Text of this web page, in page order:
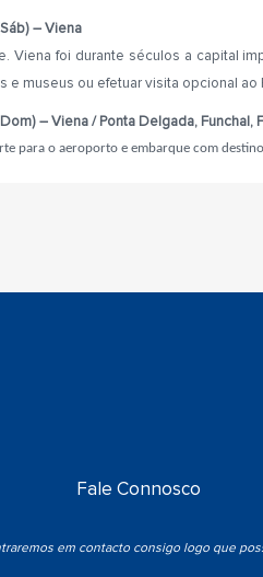
– Viena
Viena foi durante séculos a capital
e museus ou efetuar visita opcional ao
– Viena / Ponta Delgada, Funchal,
para o aeroporto e embarque com
Fale Connosco
em contacto consigo logo que